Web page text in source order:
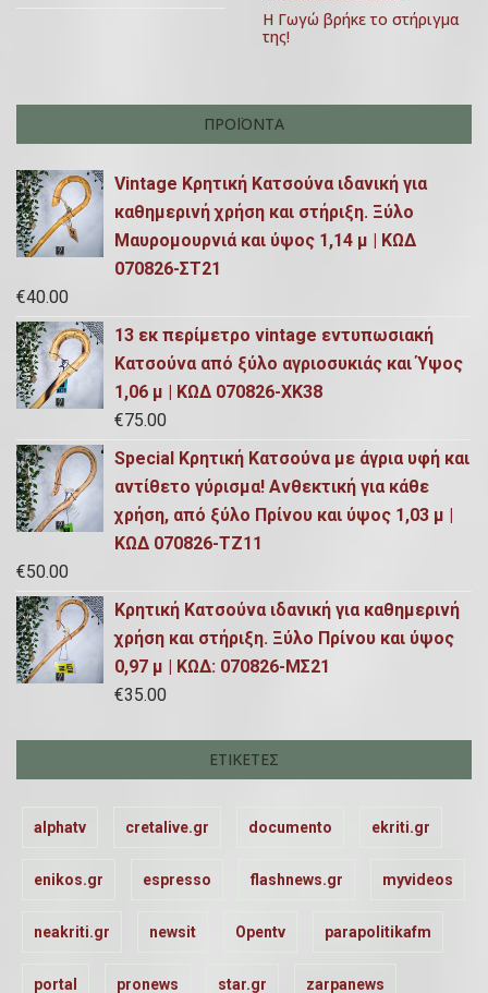
Η Γωγώ βρήκε το στήριγμα
της!
ΠΡΟΪΌΝΤΑ
Vintage Κρητική Κατσούνα ιδανική για
καθημερινή χρήση και στήριξη. Ξύλο
Μαυρομουρνιά και ύψος 1,14 μ | ΚΩΔ
070826-ΣΤ21
€40.00
13 εκ περίμετρο vintage εντυπωσιακή
Κατσούνα από ξύλο αγριοσυκιάς και Ύψος
1,06 μ | ΚΩΔ 070826-ΧΚ38
€75.00
Special Κρητική Κατσούνα με άγρια υφή και
αντίθετο γύρισμα! Ανθεκτική για κάθε
χρήση, από ξύλο Πρίνου και ύψος 1,03 μ |
ΚΩΔ 070826-ΤΖ11
€50.00
Κρητική Κατσούνα ιδανική για καθημερινή
χρήση και στήριξη. Ξύλο Πρίνου και ύψος
0,97 μ | ΚΩΔ: 070826-ΜΣ21
€35.00
ΕΤΙΚΈΤΕΣ
alphatv cretalive.gr documento ekriti.gr
enikos.gr espresso flashnews.gr myvideos
neakriti.gr newsit Opentv parapolitikafm
portal pronews star.gr zarpanews